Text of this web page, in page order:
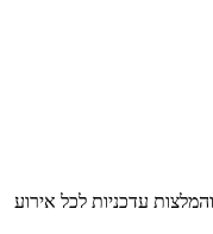
עדכניות לכל אירוע